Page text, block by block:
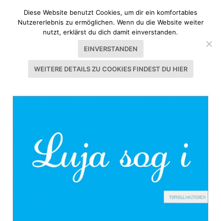
SCHLAGWORT:GRÜSSE
Diese Website benutzt Cookies, um dir ein komfortables
Nutzererlebnis zu ermöglichen. Wenn du die Website weiter
nutzt, erklärst du dich damit einverstanden.
EINVERSTANDEN
WEITERE DETAILS ZU COOKIES FINDEST DU HIER